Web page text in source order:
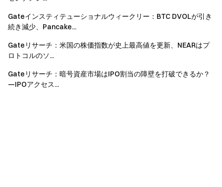
つながりを維持しましょう
Gate 公式ウェブサイトを訪問
Gate アプリ | デスクトップをダウンロード
X (Twitter) でフォロー してさらなるボーナスを獲得
Telegram コミュニティに参加
透明性とセキュリティ
100％ の準備金証明をチェック
Gateインスティテューショナルウィークリー：BTC DVOLが引き
続き減少、Pancake...
Gateリサーチ：米国の株価指数が史上最高値を更新、NEARはプ
ロトコルのソ...
Gateリサーチ：暗号資産市場はIPO割当の障壁を打破できるか？
—IPOアクセス...